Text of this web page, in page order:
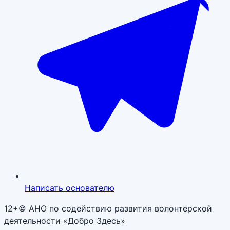
Написать основателю
12+© АНО по содействию развития волонтерской
деятельности «Добро Здесь»